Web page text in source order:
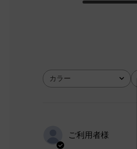
カラー
全て
ご利用者様